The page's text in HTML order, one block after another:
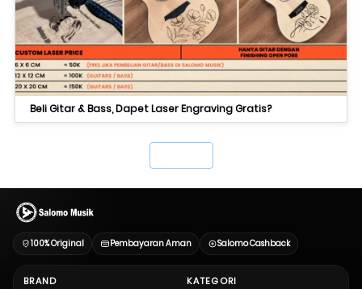
Beli Gitar & Bass, Dapet Laser Engraving Gratis?
100% Original Pembayaran Aman Salomo Cashback
BRAND
KATEGORI